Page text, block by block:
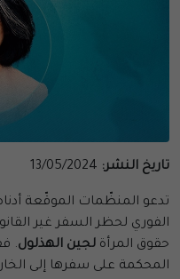
تاريخ النشر:
تدعو المنظّمات الموقّعة
الفوري لحظر السفر غير
حقوق المرأة لجين الهذلول.
المحكمة على سفرها إلى